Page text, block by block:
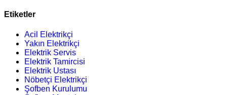
Etiketler
Acil Elektrikçi
Yakın Elektrikçi
Elektrik Servis
Elektrik Tamircisi
Elektrik Ustası
Nöbetçi Elektrikçi
Şofben Kurulumu